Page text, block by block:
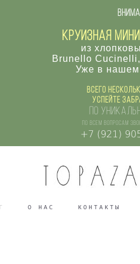
круизная
из
Brunello
Уже в
Всего
успейте
по
по всем вопросам
+7 (921)
О НАС КОНТАКТЫ